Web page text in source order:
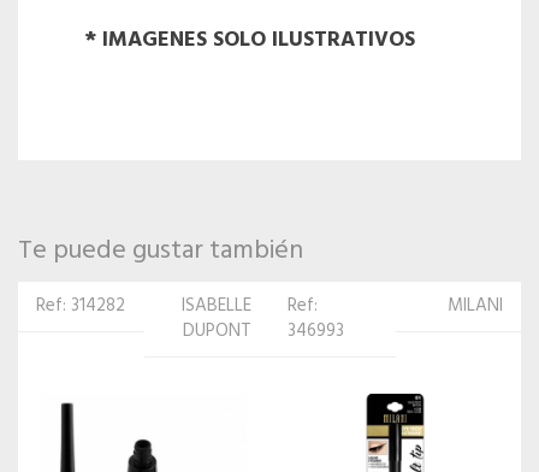
* IMAGENES SOLO ILUSTRATIVOS
Te puede gustar también
Ref:
MILANI
Ref:
355872
ISABELLE